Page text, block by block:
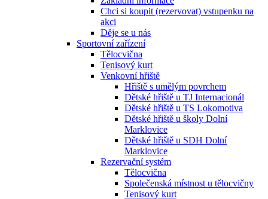
Chci si koupit (rezervovat) vstupenku na
akci
Děje se u nás
Sportovní zařízení
Tělocvična
Tenisový kurt
Venkovní hřiště
Hřiště s umělým povrchem
Dětské hřiště u TJ Internacionál
Dětské hřiště u TS Lokomotiva
Dětské hřiště u školy Dolní
Marklovice
Dětské hřiště u SDH Dolní
Marklovice
Rezervační systém
Tělocvična
Společenská místnost u tělocvičny
Tenisový kurt